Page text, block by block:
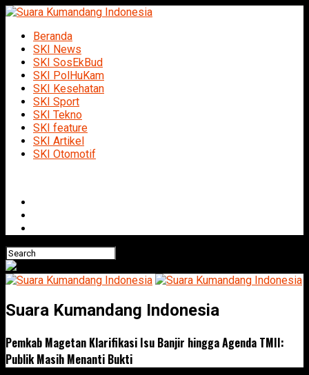
Beranda
SKI News
SKI SosEkBud
SKI PolHuKam
SKI Kesehatan
SKI Sport
SKI Tekno
SKI feature
SKI Artikel
SKI Otomotif
Suara Kumandang Indonesia
Pemkab Magetan Klarifikasi Isu Banjir hingga Agenda TMII:
Publik Masih Menanti Bukti